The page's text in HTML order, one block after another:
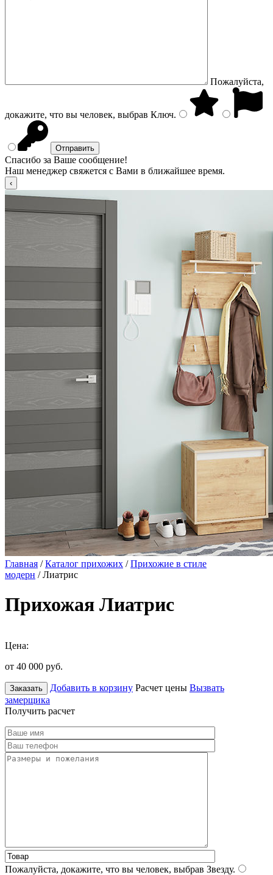
Пожалуйста,
докажите, что вы человек, выбрав Ключ.
Спасибо за Ваше сообщение!
Наш менеджер свяжется с Вами в ближайшее время.
Главная /Каталог прихожих /Прихожие в стиле
модерн / Лиатрис
Прихожая Лиатрис
Цена:
от 40 000 руб.
Заказать Добавить в корзину Расчет цены Вызвать
замерщика
Получить расчет
Пожалуйста, докажите, что вы человек, выбрав Звезду.